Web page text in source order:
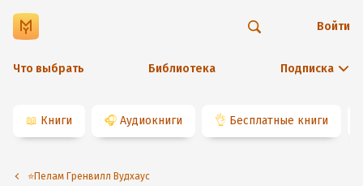
Что выбрать Библиотека Подписка
Войти
📖 Книги 🎧 Аудиокниги 👌 Бесплатные книги
⭐️Пелам Гренвилл Вудхаус